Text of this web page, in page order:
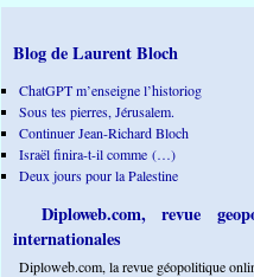
Blog de Laurent Bloch
ChatGPT m’enseigne l’historiog
Sous tes pierres, Jérusalem.
Continuer Jean-Richard Bloch
Israël finira-t-il comme (…)
Deux jours pour la Palestine
Diploweb.com, revue
internationales
Diploweb.com, la revue géopolitique